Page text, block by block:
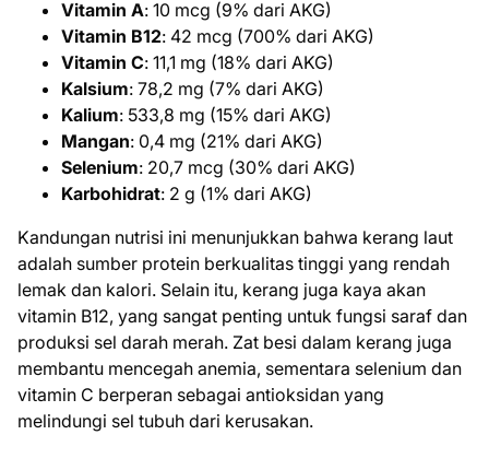
Vitamin A: 10 mcg (9% dari AKG)
Vitamin B12: 42 mcg (700% dari AKG)
Vitamin C: 11,1 mg (18% dari AKG)
Kalsium: 78,2 mg (7% dari AKG)
Kalium: 533,8 mg (15% dari AKG)
Mangan: 0,4 mg (21% dari AKG)
Selenium: 20,7 mcg (30% dari AKG)
Karbohidrat: 2 g (1% dari AKG)
Kandungan nutrisi ini menunjukkan bahwa kerang laut
adalah sumber protein berkualitas tinggi yang rendah
lemak dan kalori. Selain itu, kerang juga kaya akan
vitamin B12, yang sangat penting untuk fungsi saraf dan
produksi sel darah merah. Zat besi dalam kerang juga
membantu mencegah anemia, sementara selenium dan
vitamin C berperan sebagai antioksidan yang
melindungi sel tubuh dari kerusakan.